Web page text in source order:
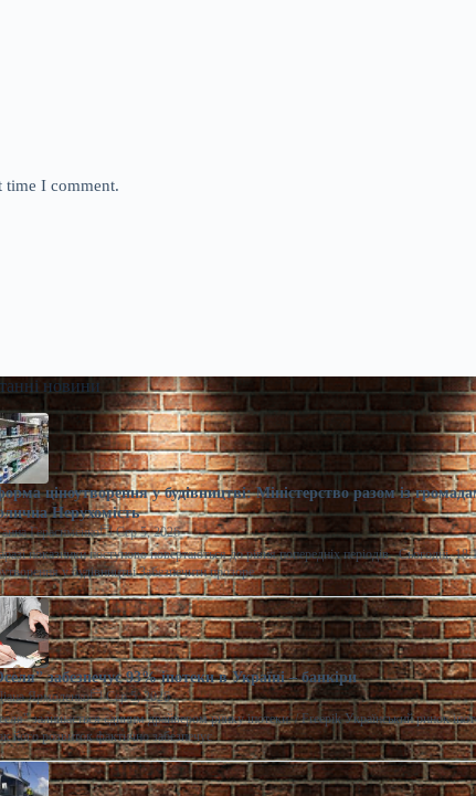
time I comment.
новини
ціноутворення у будівництві: Міністерство разом із
Нерухомість
Герасименко
Сер 5, 2026
показники поступово повертаються до рівня попередніх періодів. Сьогодні,
у будівництві Забезпечити прозоре
забезпечує 93% іпотеки в Україні – банкіри
Ярмоленко
Сер 5, 2026
залишається єдиним драйвером ринку іпотеки. / Freepik Український ринок
його розвиток фактично забезпечує